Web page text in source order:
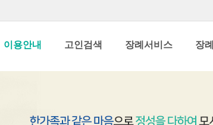
이용안내 고인검색 장례서비스 장